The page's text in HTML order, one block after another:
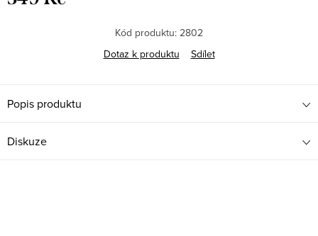
Kód produktu: 2802
Dotaz k produktu
Sdílet
Popis produktu
Diskuze